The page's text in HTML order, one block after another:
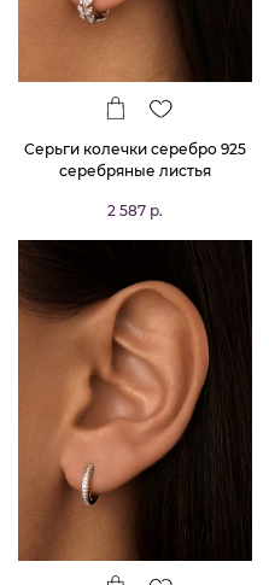
Серьги колечки серебро 925
серебряные листья
2 587 р.